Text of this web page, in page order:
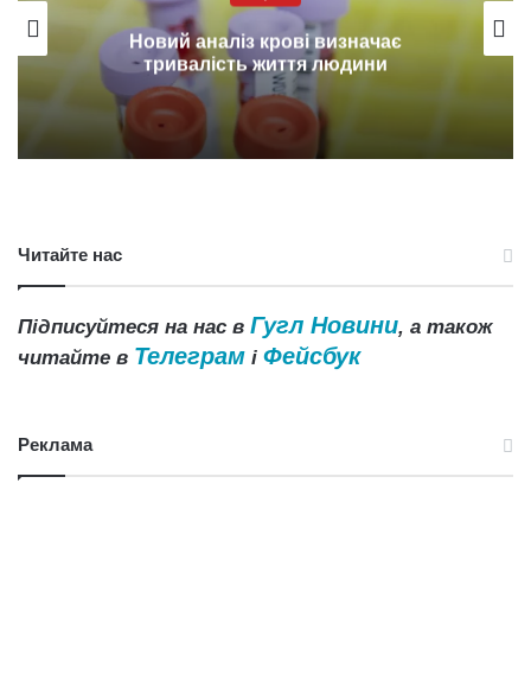
Новий аналіз крові визначає
тривалість життя людини
Читайте нас
Підписуйтеся на нас в Гугл Новини, а також
читайте в Телеграм і Фейсбук
Реклама